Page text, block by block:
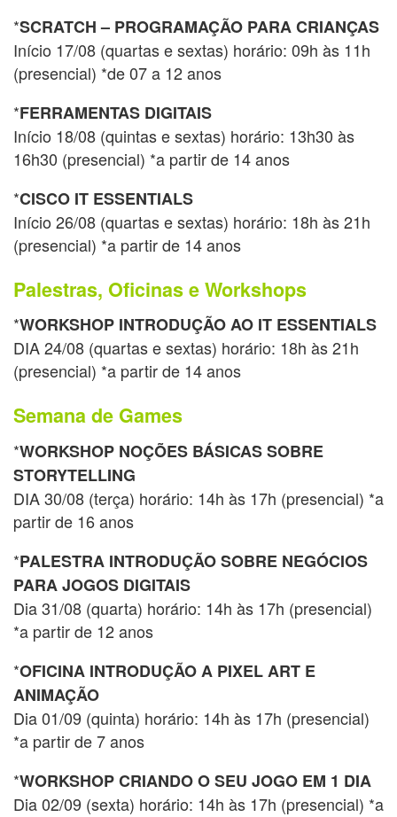
*SCRATCH – PROGRAMAÇÃO PARA CRIANÇAS
Início 17/08 (quartas e sextas) horário: 09h às 11h
(presencial) *de 07 a 12 anos
*FERRAMENTAS DIGITAIS
Início 18/08 (quintas e sextas) horário: 13h30 às
16h30 (presencial) *a partir de 14 anos
*CISCO IT ESSENTIALS
Início 26/08 (quartas e sextas) horário: 18h às 21h
(presencial) *a partir de 14 anos
Palestras, Oficinas e Workshops
*WORKSHOP INTRODUÇÃO AO IT ESSENTIALS
DIA 24/08 (quartas e sextas) horário: 18h às 21h
(presencial) *a partir de 14 anos
Semana de Games
*WORKSHOP NOÇÕES BÁSICAS SOBRE
STORYTELLING
DIA 30/08 (terça) horário: 14h às 17h (presencial) *a
partir de 16 anos
*PALESTRA INTRODUÇÃO SOBRE NEGÓCIOS
PARA JOGOS DIGITAIS
Dia 31/08 (quarta) horário: 14h às 17h (presencial)
*a partir de 12 anos
*OFICINA INTRODUÇÃO A PIXEL ART E
ANIMAÇÃO
Dia 01/09 (quinta) horário: 14h às 17h (presencial)
*a partir de 7 anos
*WORKSHOP CRIANDO O SEU JOGO EM 1 DIA
Dia 02/09 (sexta) horário: 14h às 17h (presencial) *a